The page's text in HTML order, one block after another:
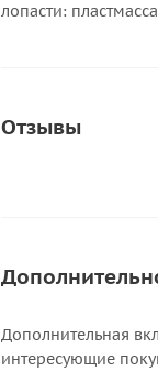
лопасти:
Отзывы
Дополнительная
интересующие